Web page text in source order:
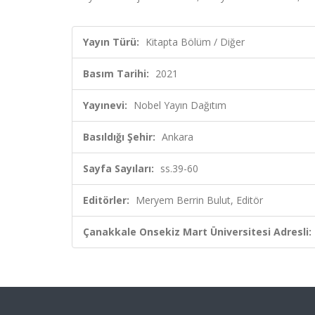
Yayın Türü: Kitapta Bölüm / Diğer
Basım Tarihi: 2021
Yayınevi: Nobel Yayın Dağıtım
Basıldığı Şehir: Ankara
Sayfa Sayıları: ss.39-60
Editörler: Meryem Berrin Bulut, Editör
Çanakkale Onsekiz Mart Üniversitesi Adresli: